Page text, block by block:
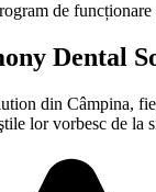
de funcționare
Dental
din Câmpina,
lor vorbesc de la